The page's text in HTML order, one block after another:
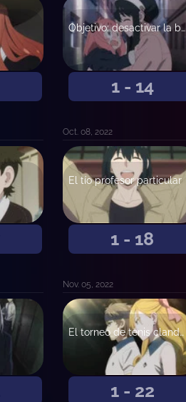
1 - 14
Objetivo: desactivar la bomba
Oct. 08, 2022
1 - 18
El tío profesor particular
Nov. 05, 2022
1 - 22
El torneo de tenis clandestino